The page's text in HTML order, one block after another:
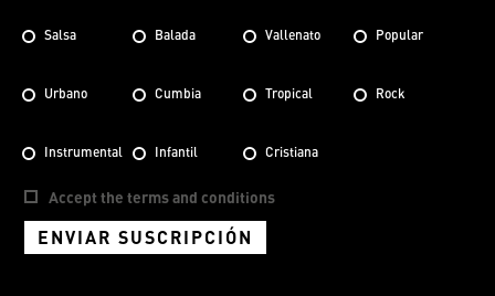
Salsa Balada Vallenato Popular
Urbano Cumbia Tropical Rock
Instrumental Infantil Cristiana
Accept the terms and conditions
ENVIAR SUSCRIPCIÓN